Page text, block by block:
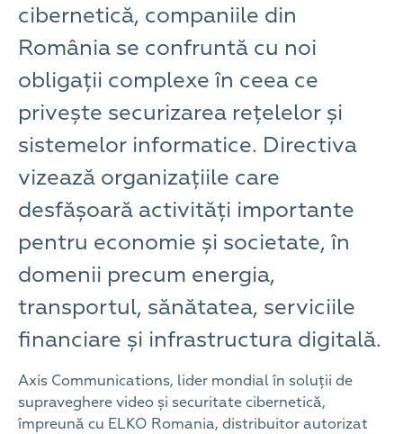
cibernetică, companiile din
România se confruntă cu noi
obligații complexe în ceea ce
privește securizarea rețelelor și
sistemelor informatice. Directiva
vizează organizațiile care
desfășoară activități importante
pentru economie și societate, în
domenii precum energia,
transportul, sănătatea, serviciile
financiare și infrastructura digitală.
Axis Communications, lider mondial în soluții de
supraveghere video și securitate cibernetică,
împreună cu ELKO Romania, distribuitor autorizat